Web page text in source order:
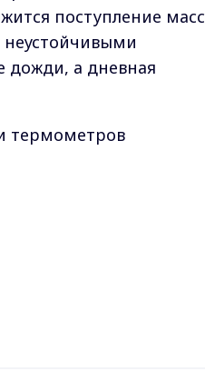
поступление масс
неустойчивыми
дожди, а дневная
термометров